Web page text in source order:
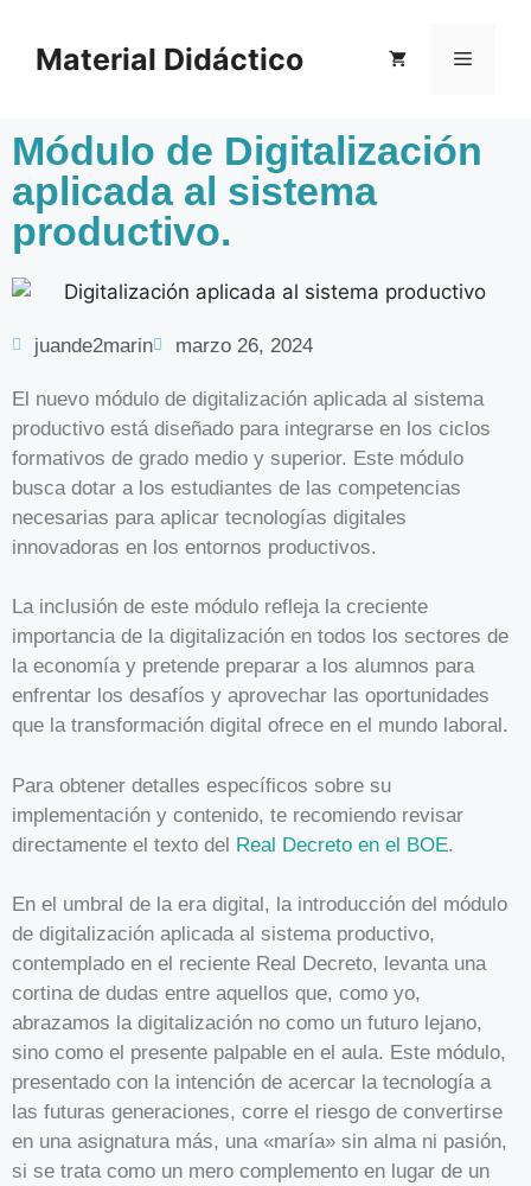
Material Didáctico
Módulo de Digitalización
aplicada al sistema
productivo.
juande2marin marzo 26, 2024
El nuevo módulo de digitalización aplicada al sistema
productivo está diseñado para integrarse en los ciclos
formativos de grado medio y superior. Este módulo
busca dotar a los estudiantes de las competencias
necesarias para aplicar tecnologías digitales
innovadoras en los entornos productivos.
La inclusión de este módulo refleja la creciente
importancia de la digitalización en todos los sectores de
la economía y pretende preparar a los alumnos para
enfrentar los desafíos y aprovechar las oportunidades
que la transformación digital ofrece en el mundo laboral.
Para obtener detalles específicos sobre su
implementación y contenido, te recomiendo revisar
directamente el texto del Real Decreto en el BOE.
En el umbral de la era digital, la introducción del módulo
de digitalización aplicada al sistema productivo,
contemplado en el reciente Real Decreto, levanta una
cortina de dudas entre aquellos que, como yo,
abrazamos la digitalización no como un futuro lejano,
sino como el presente palpable en el aula. Este módulo,
presentado con la intención de acercar la tecnología a
las futuras generaciones, corre el riesgo de convertirse
en una asignatura más, una «maría» sin alma ni pasión,
si se trata como un mero complemento en lugar de un